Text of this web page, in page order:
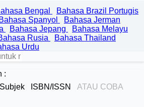
Bengal
Bahasa Brazil Portugis
Bahasa Spanyol
Bahasa Jerman
Bahasa Jepang
Bahasa Melayu
Rusia
Bahasa Thailand
Urdu
:
Subjek ISBN/ISSN
ATAU COBA